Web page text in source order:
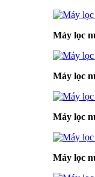
Máy lọc
Máy lọc
Máy lọc
Máy lọc